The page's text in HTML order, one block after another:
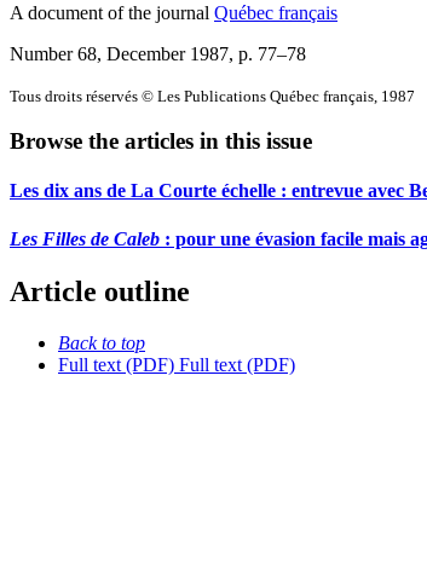
A document of the journal Québec français
Number 68, December 1987, p. 77–78
Tous droits réservés © Les Publications Québec français, 1987
Browse the articles in this issue
Les dix ans de La Courte échelle : entrevue avec
Les Filles de Caleb : pour une évasion facile mais
Article outline
Back to top
Full text (PDF) Full text (PDF)